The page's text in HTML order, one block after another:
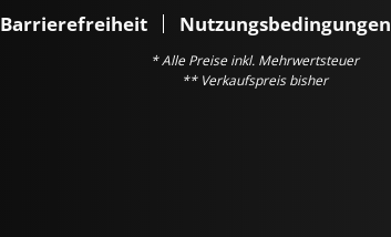
Barrierefreiheit Nutzungsbedingungen
* Alle Preise inkl. Mehrwertsteuer
** Verkaufspreis bisher